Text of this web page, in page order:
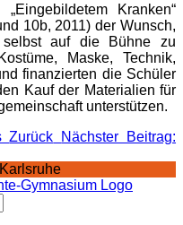
Kranken“
10b, 2011) der Wunsch,
selbst auf die Bühne zu
Maske, Technik,
finanzierten die Schüler
Kauf der Materialien für
unterstützen.
Zurück
Nächster Beitrag: